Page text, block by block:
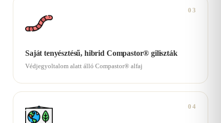
03
Saját tenyésztésű, hibrid Compastor® giliszták
Védjegyoltalom alatt álló Compastor® alfaj
04